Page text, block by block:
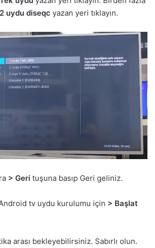
uydu diseqc yazan yeri tıklayın.
> Geri tuşuna basıp Geri geliniz.
tv uydu kurulumu için > Başlat
arası bekleyebilirsiniz. Sabırlı olun.